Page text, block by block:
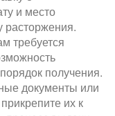
и место
расторжения.
требуется
получения.
документы или
их к